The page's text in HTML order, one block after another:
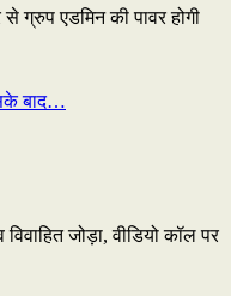
ग्रुप एडमिन की पावर होगी
जोड़ा, वीडियो कॉल पर